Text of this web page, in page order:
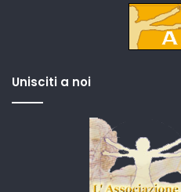
Unisciti a noi